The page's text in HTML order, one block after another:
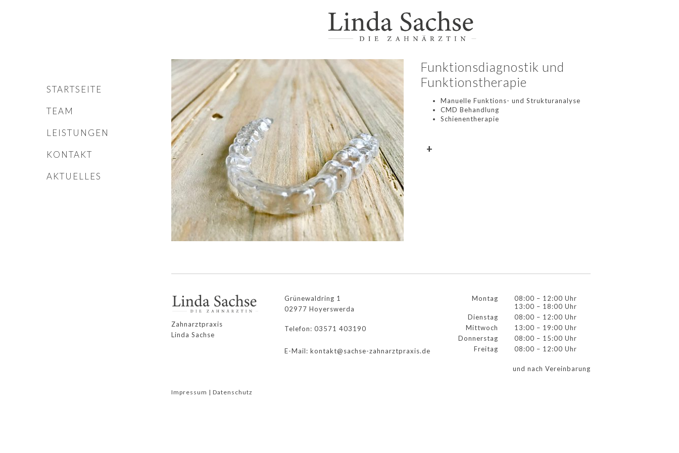
STARTSEITE
TEAM
LEISTUNGEN
KONTAKT
AKTUELLES
Funktionsdiagnostik und
Funktionstherapie
Manuelle Funktions- und Strukturanalyse
CMD Behandlung
Schienentherapie
+
Zahnarztpraxis
Linda Sachse
Grünewaldring 1
02977 Hoyerswerda
Telefon: 03571 403190
E-Mail: kontakt@sachse-zahnarztpraxis.de
Montag
08:00 – 12:00 Uhr
13:00 – 18:00 Uhr
Dienstag
08:00 – 12:00 Uhr
Mittwoch
13:00 – 19:00 Uhr
Donnerstag
08:00 – 15:00 Uhr
Freitag
08:00 – 12:00 Uhr
und nach Vereinbarung
Impressum | Datenschutz